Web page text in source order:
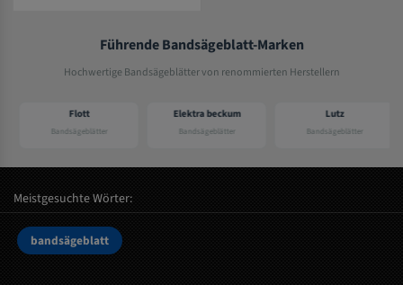
Führende Bandsägeblatt-Marken
Hochwertige Bandsägeblätter von renommierten Herstellern
Flott
Bandsägeblätter
Elektra beckum
Bandsägeblätter
Lutz
Bandsägeblätter
Meistgesuchte Wörter:
bandsägeblatt